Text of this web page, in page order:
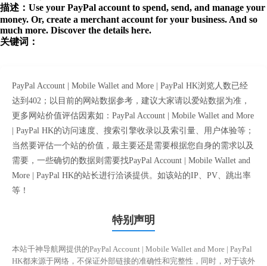
描述：Use your PayPal account to spend, send, and manage your
money. Or, create a merchant account for your business. And so
much more. Discover the details here.
关键词：
PayPal Account | Mobile Wallet and More | PayPal HK浏览人数已经
达到402；以目前的网站数据参考，建议大家请以爱站数据为准，
更多网站价值评估因素如：PayPal Account | Mobile Wallet and More
| PayPal HK的访问速度、搜索引擎收录以及索引量、用户体验等；
当然要评估一个站的价值，最主要还是需要根据您自身的需求以及
需要，一些确切的数据则需要找PayPal Account | Mobile Wallet and
More | PayPal HK的站长进行洽谈提供。如该站的IP、PV、跳出率
等！
特别声明
本站千神导航网提供的PayPal Account | Mobile Wallet and More | PayPal
HK都来源于网络，不保证外部链接的准确性和完整性，同时，对于该外